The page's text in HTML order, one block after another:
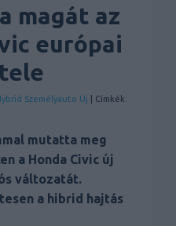
magát az
európai
Személyauto Új | Címkék:
mutatta meg
a Honda Civic új
változatát.
a hibrid hajtás